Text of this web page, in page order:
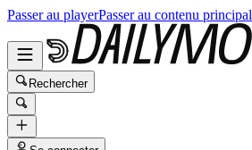
Passer au playerPasser au contenu principal
Rechercher